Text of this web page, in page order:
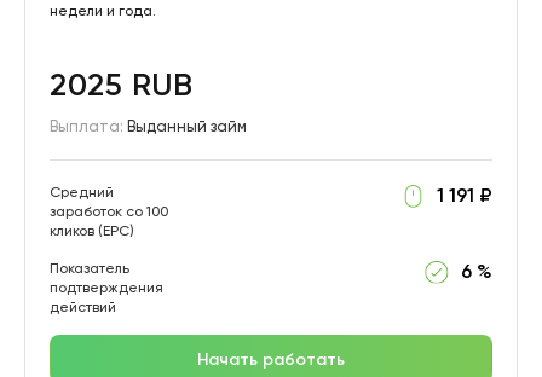
недели и года.
2025 RUB
Выплата: Выданный займ
Средний
заработок со 100
кликов (EPC)
1 191 ₽
Показатель
подтверждения
действий
6 %
Начать работать